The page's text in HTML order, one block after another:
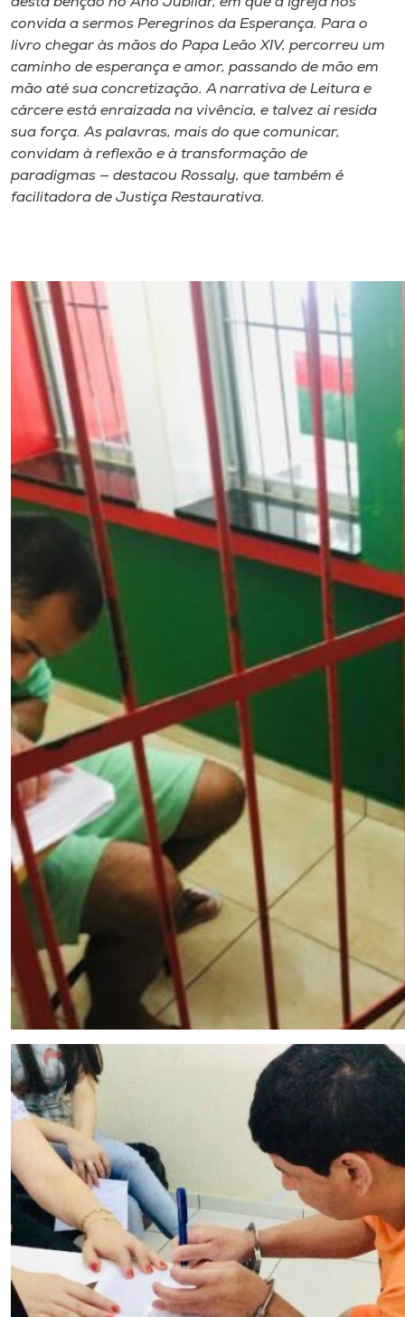
convida a sermos Peregrinos da Esperança. Para o
livro chegar às mãos do Papa Leão XIV, percorreu um
caminho de esperança e amor, passando de mão em
mão até sua concretização. A narrativa de Leitura e
cárcere está enraizada na vivência, e talvez aí resida
sua força. As palavras, mais do que comunicar,
convidam à reflexão e à transformação de
paradigmas — destacou Rossaly, que também é
facilitadora de Justiça Restaurativa.